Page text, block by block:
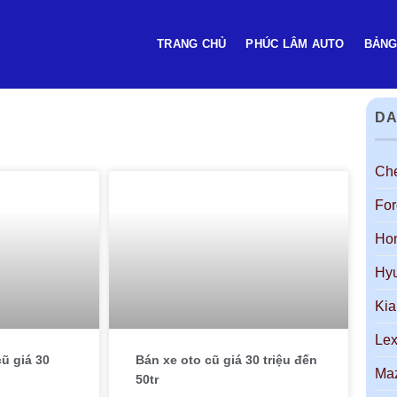
TRANG CHỦ PHÚC LÂM AUTO
giá 30
Bán xe oto cũ giá 30 triệu đến
50tr
Kia